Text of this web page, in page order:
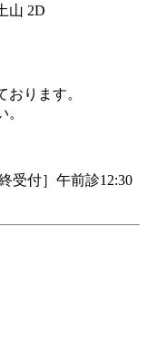
山 2D
ります。
受付］午前診12:30